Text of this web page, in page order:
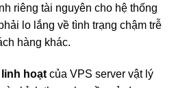
riêng tài nguyên cho hệ thống
lo lắng về tình trạng chậm trễ
hàng khác.
hoạt của VPS server vật lý